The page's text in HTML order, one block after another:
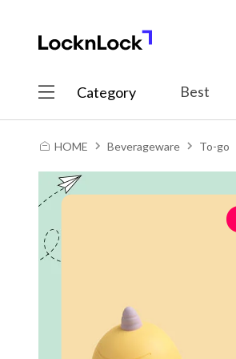
Category Best
HOME Beverageware To-go